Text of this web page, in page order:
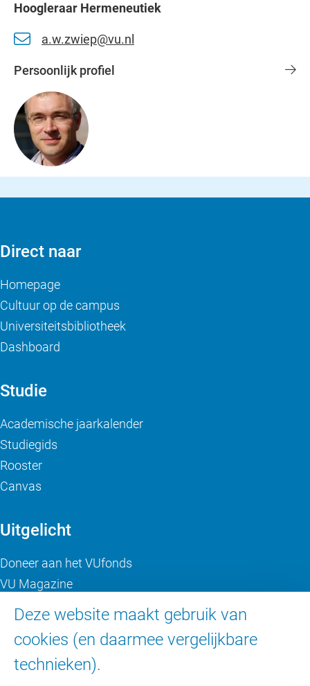
Hoogleraar Hermeneutiek
a.w.zwiep@vu.nl
Persoonlijk profiel
Deze website maakt gebruik van
cookies (en daarmee vergelijkbare
technieken).
Direct naar
Homepage
Cultuur op de campus
Universiteitsbibliotheek
Dashboard
Studie
Academische jaarkalender
Studiegids
Rooster
Canvas
Uitgelicht
Doneer aan het VUfonds
VU Magazine
Over de VU